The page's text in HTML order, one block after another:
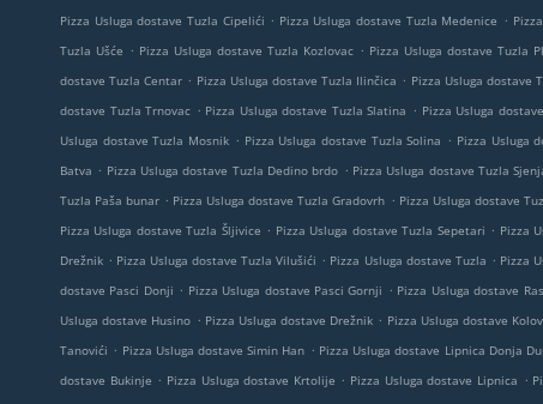
Pizza Usluga dostave Tuzla Cipelići . Pizza Usluga dostave Tuzla Medenice .
Tuzla Ušće . Pizza Usluga dostave Tuzla Kozlovac . Pizza Usluga dostave Tuzla
dostave Tuzla Centar . Pizza Usluga dostave Tuzla Ilinčica . Pizza Usluga dostave
dostave Tuzla Trnovac . Pizza Usluga dostave Tuzla Slatina . Pizza Usluga
Usluga dostave Tuzla Mosnik . Pizza Usluga dostave Tuzla Solina . Pizza Usluga
Batva . Pizza Usluga dostave Tuzla Dedino brdo . Pizza Usluga dostave Tuzla
Tuzla Paša bunar . Pizza Usluga dostave Tuzla Gradovrh . Pizza Usluga dostave
Pizza Usluga dostave Tuzla Šljivice . Pizza Usluga dostave Tuzla Sepetari . Pizza
Drežnik . Pizza Usluga dostave Tuzla Vilušići . Pizza Usluga dostave Tuzla . Pizza
dostave Pasci Donji . Pizza Usluga dostave Pasci Gornji . Pizza Usluga dostave
Usluga dostave Husino . Pizza Usluga dostave Drežnik . Pizza Usluga dostave
Tanovići . Pizza Usluga dostave Simin Han . Pizza Usluga dostave Lipnica Donja
dostave Bukinje . Pizza Usluga dostave Krtolije . Pizza Usluga dostave Lipnica .